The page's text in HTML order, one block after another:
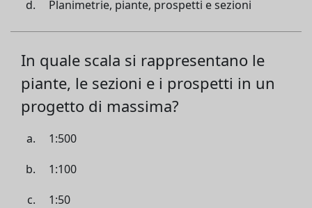
Planimetrie, piante, prospetti e sezioni
In quale scala si rappresentano le
piante, le sezioni e i prospetti in un
progetto di massima?
1:500
1:100
1:50